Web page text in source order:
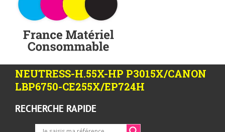
NEUTRESS-H.55X-HP P3015X/CANON
LBP6750-CE255X/EP724H
RECHERCHE RAPIDE